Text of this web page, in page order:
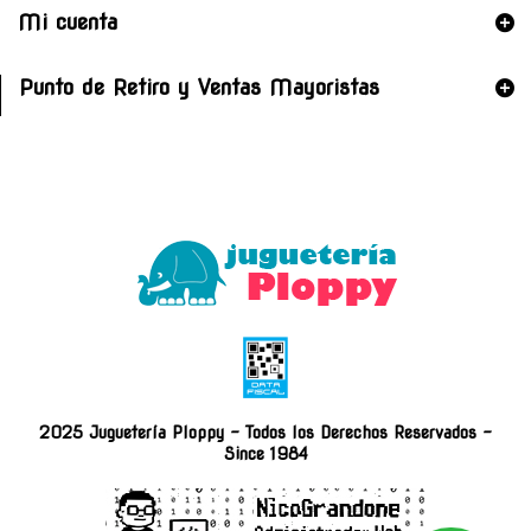
Mi cuenta
Punto de Retiro y Ventas Mayoristas
2025 Juguetería Ploppy - Todos los Derechos Reservados -
Since 1984